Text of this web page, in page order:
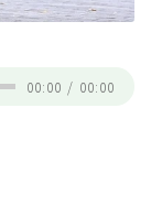
00:00 / 00:00